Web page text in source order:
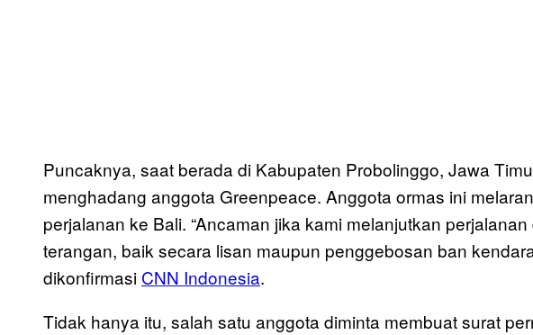
Puncaknya, saat berada di Kabupaten Probolinggo, Jawa
menghadang anggota Greenpeace. Anggota ormas ini
perjalanan ke Bali. “Ancaman jika kami melanjutkan
terangan, baik secara lisan maupun penggebosan ban
dikonfirmasi CNN Indonesia.
Tidak hanya itu, salah satu anggota diminta membuat surat